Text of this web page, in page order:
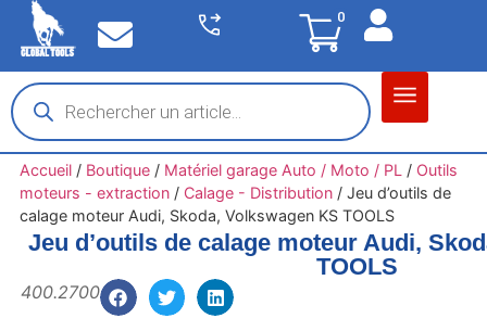
0
Accueil/ Boutique/ Matériel garage Auto / Moto / PL / Outils
moteurs - extraction/ Calage - Distribution/ Jeu d’outils de
calage moteur Audi, Skoda, Volkswagen KS TOOLS
Jeu d’outils de calage moteur Audi,
TOOLS
400.2700